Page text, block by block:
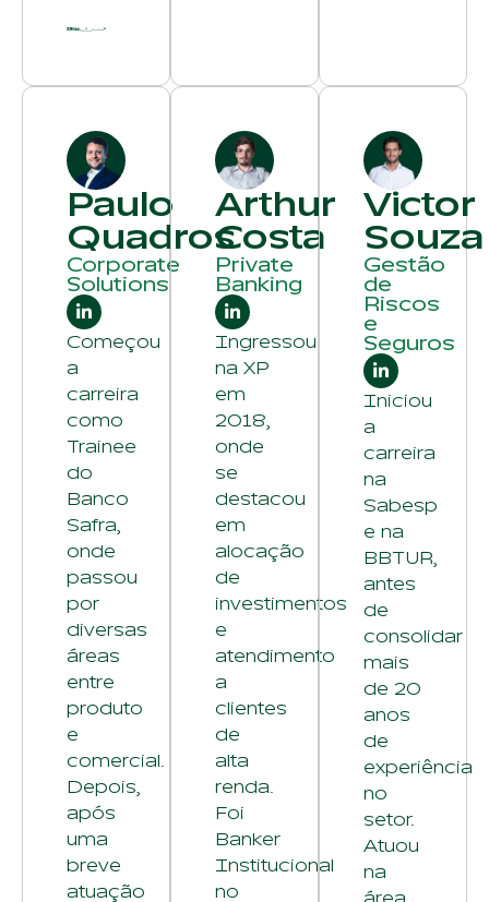
Paulo
Quadros
Corporate
Solutions
Começou
a
carreira
como
Trainee
do
Banco
Safra,
onde
passou
por
diversas
áreas
entre
produto
e
comercial.
Depois,
após
uma
breve
atuação
Arthur
Costa
Private
Banking
Ingressou
na XP
em
2018,
onde
se
destacou
em
alocação
de
investimentos
e
atendimento
a
clientes
de
alta
renda.
Foi
Banker
Institucional
no
Victor
Souza
Gestão
de
Riscos
e
Seguros
Iniciou
a
carreira
na
Sabesp
e na
BBTUR,
antes
de
consolidar
mais
de 20
anos
de
experiência
no
setor.
Atuou
na